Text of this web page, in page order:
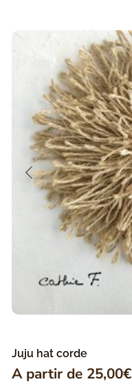
Juju hat corde
A partir de 25,00€